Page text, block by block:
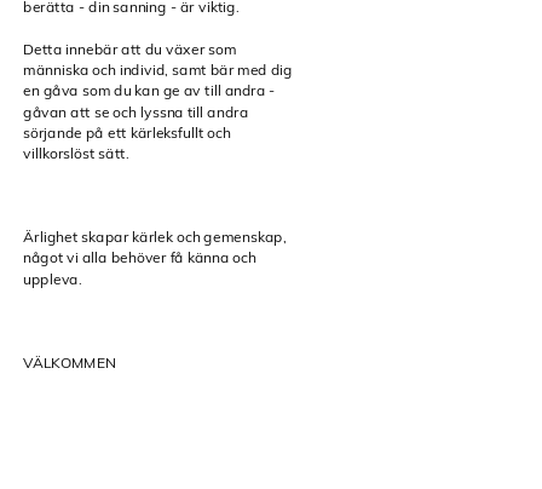
berätta - din sanning - är viktig.
Detta innebär att du växer som
människa och individ, samt bär med dig
en gåva som du kan ge av till andra -
gåvan att se och lyssna till andra
sörjande på ett kärleksfullt och
villkorslöst sätt.
Ärlighet skapar kärlek och gemenskap,
något vi alla behöver få känna och
uppleva.
VÄLKOMMEN